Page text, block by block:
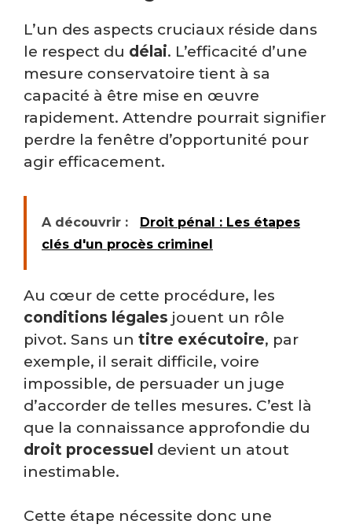
L’un des aspects cruciaux réside dans
le respect du délai. L’efficacité d’une
mesure conservatoire tient à sa
capacité à être mise en œuvre
rapidement. Attendre pourrait signifier
perdre la fenêtre d’opportunité pour
agir efficacement.
A découvrir :
Droit pénal : Les étapes
clés d'un procès criminel
Au cœur de cette procédure, les
conditions légales jouent un rôle
pivot. Sans un titre exécutoire, par
exemple, il serait difficile, voire
impossible, de persuader un juge
d’accorder de telles mesures. C’est là
que la connaissance approfondie du
droit processuel devient un atout
inestimable.
Cette étape nécessite donc une